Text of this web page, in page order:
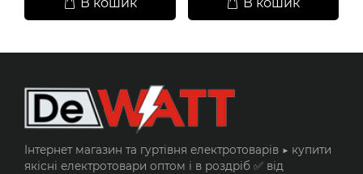
Інтернет магазин та гуртівня електротоварів ▶️ купити
якісні електротовари оптом і в роздріб ✅ від